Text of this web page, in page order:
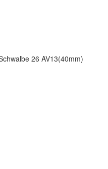
26 AV13(40mm)